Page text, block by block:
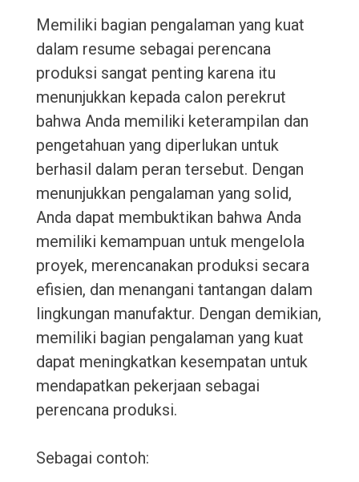
Memiliki bagian pengalaman yang kuat
dalam resume sebagai perencana
produksi sangat penting karena itu
menunjukkan kepada calon perekrut
bahwa Anda memiliki keterampilan dan
pengetahuan yang diperlukan untuk
berhasil dalam peran tersebut. Dengan
menunjukkan pengalaman yang solid,
Anda dapat membuktikan bahwa Anda
memiliki kemampuan untuk mengelola
proyek, merencanakan produksi secara
efisien, dan menangani tantangan dalam
lingkungan manufaktur. Dengan demikian,
memiliki bagian pengalaman yang kuat
dapat meningkatkan kesempatan untuk
mendapatkan pekerjaan sebagai
perencana produksi.
Sebagai contoh: